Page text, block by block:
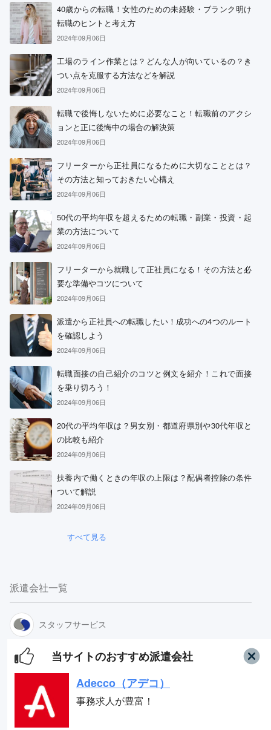
当サイトのおすすめ派遣会社
リクルートスタッフィング
派遣満足度14部門でNo.1
Adecco（アデコ）
リクルートスタッフィング
Adecco（アデコ）
事務求人が豊富！
40歳からの転職！女性のための未経験・ブランク明け
転職のヒントと考え方
2024年09月06日
工場のライン作業とは？どんな人が向いているの？き
つい点を克服する方法などを解説
2024年09月06日
転職で後悔しないために必要なこと！転職前のアクシ
ョンと正に後悔中の場合の解決策
2024年09月06日
フリーターから正社員になるために大切なこととは？
その方法と知っておきたい心構え
2024年09月06日
50代の平均年収を超えるための転職・副業・投資・起
業の方法について
2024年09月06日
フリーターから就職して正社員になる！その方法と必
要な準備やコツについて
2024年09月06日
派遣から正社員への転職したい！成功への4つのルート
を確認しよう
2024年09月06日
転職面接の自己紹介のコツと例文を紹介！これで面接
を乗り切ろう！
2024年09月06日
20代の平均年収は？男女別・都道府県別や30代年収と
の比較も紹介
2024年09月06日
扶養内で働くときの年収の上限は？配偶者控除の条件
ついて解説
2024年09月06日
すべて見る
派遣会社一覧
スタッフサービス
リクルートスタッフィング
Adecco（アデコ）
テンプスタッフ